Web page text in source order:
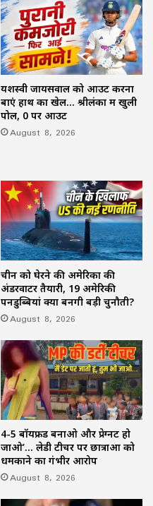
यशस्वी जायसवाल को आउट करना
बाएं हाथ का खेल… श्रीलंका में खुली
पोल, 0 पर आउट
August 8, 2026
चीन को घेरने की अमेरिका की
अंडरवाटर तैयारी, 19 अमेरिकी
पनडुब्बियां क्यों बनेंगी बड़ी चुनौती?
August 8, 2026
4-5 बॉयफ्रेंड बनाओ और प्रेग्नेंट हो
जाओ’… लेडी टीचर पर छात्राओं को
धमकाने का गंभीर आरोप
August 8, 2026